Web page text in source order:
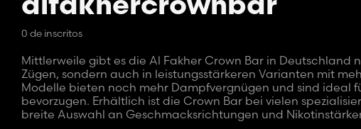
alfakhercrownbar
0 de inscritos
Mittlerweile gibt es die Al Fakher Crown Bar in Deutschland
Zügen, sondern auch in leistungsstärkeren Varianten mit
Modelle bieten noch mehr Dampfvergnügen und sind ideal
bevorzugen. Erhältlich ist die Crown Bar bei vielen
breite Auswahl an Geschmacksrichtungen und